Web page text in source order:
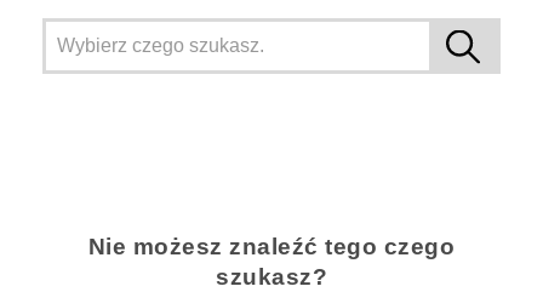
Nie możesz znaleźć tego czego
szukasz?